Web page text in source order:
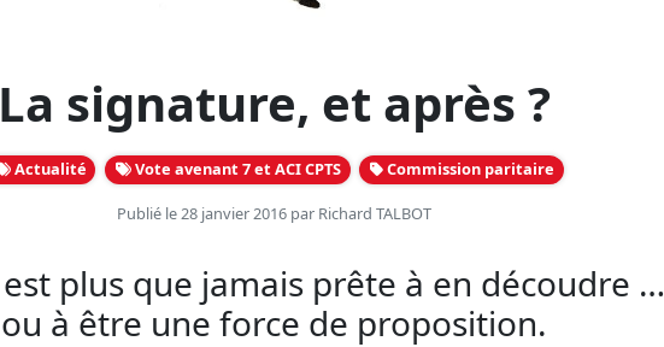
La signature, et après ?
Actualité Vote avenant 7 et ACI CPTS Commission paritaire
Publié le 28 janvier 2016 par Richard TALBOT
est plus que jamais prête à en découdre …
ou à être une force de proposition.